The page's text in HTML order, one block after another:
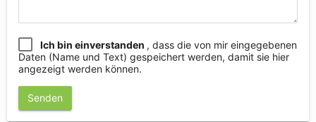
Ich bin einverstanden , dass die von mir eingegebenen
Daten (Name und Text) gespeichert werden, damit sie hier
angezeigt werden können.
Senden